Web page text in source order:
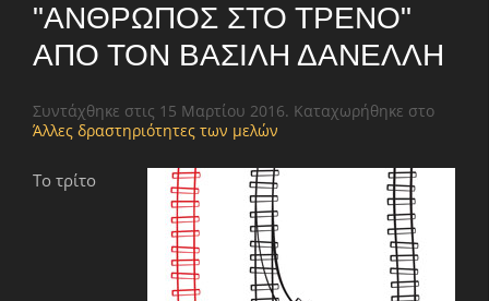
"ΆΝΘΡΩΠΟΣ ΣΤΟ ΤΡΈΝΟ"
ΑΠΌ ΤΟΝ ΒΑΣΊΛΗ ΔΑΝΈΛΛΗ
Συντάχθηκε στις 15 Μαρτίου 2016. Καταχωρήθηκε στο
Άλλες δραστηριότητες των μελών
Το τρίτο